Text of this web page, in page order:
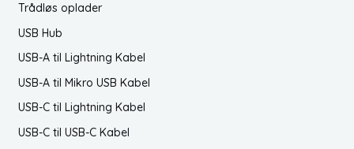
Trådløs oplader
USB Hub
USB-A til Lightning Kabel
USB-A til Mikro USB Kabel
USB-C til Lightning Kabel
USB-C til USB-C Kabel